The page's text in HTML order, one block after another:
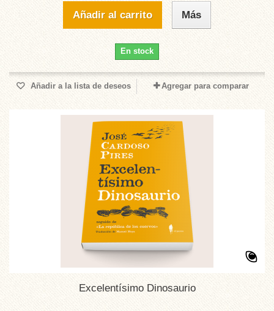
Añadir al carrito Más
En stock
Añadir a la lista de deseos Agregar para comparar
Excelentísimo Dinosaurio